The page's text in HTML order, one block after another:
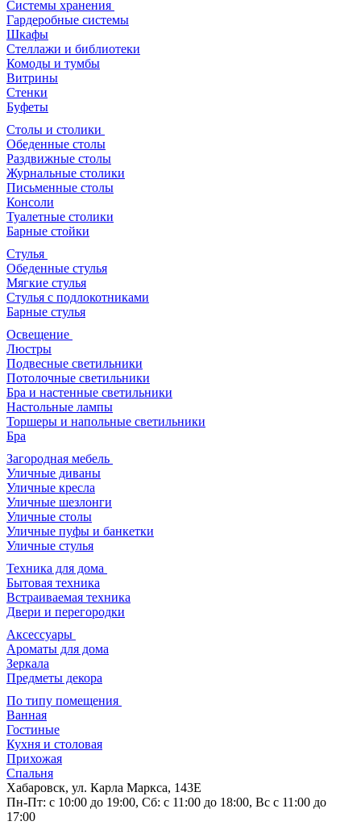
Системы хранения
Гардеробные системы
Шкафы
Стеллажи и библиотеки
Комоды и тумбы
Витрины
Стенки
Буфеты
Столы и столики
Обеденные столы
Раздвижные столы
Журнальные столики
Письменные столы
Консоли
Туалетные столики
Барные стойки
Стулья
Обеденные стулья
Мягкие стулья
Стулья с подлокотниками
Барные стулья
Освещение
Люстры
Подвесные светильники
Потолочные светильники
Бра и настенные светильники
Настольные лампы
Торшеры и напольные светильники
Бра
Загородная мебель
Уличные диваны
Уличные кресла
Уличные шезлонги
Уличные столы
Уличные пуфы и банкетки
Уличные стулья
Техника для дома
Бытовая техника
Встраиваемая техника
Двери и перегородки
Аксессуары
Ароматы для дома
Зеркала
Предметы декора
По типу помещения
Ванная
Гостиные
Кухня и столовая
Прихожая
Спальня
Хабаровск, ул. Карла Маркса, 143Е
Пн-Пт: с 10:00 до 19:00, Сб: с 11:00 до 18:00, Вс с 11:00 до
17:00